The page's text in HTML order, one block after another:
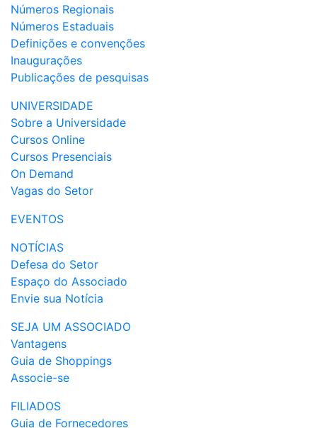
Números Regionais
Números Estaduais
Definições e convenções
Inaugurações
Publicações de pesquisas
UNIVERSIDADE
Sobre a Universidade
Cursos Online
Cursos Presenciais
On Demand
Vagas do Setor
EVENTOS
NOTÍCIAS
Defesa do Setor
Espaço do Associado
Envie sua Notícia
SEJA UM ASSOCIADO
Vantagens
Guia de Shoppings
Associe-se
FILIADOS
Guia de Fornecedores